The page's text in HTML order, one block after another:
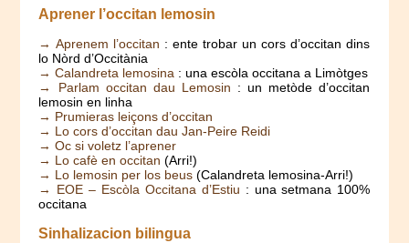
Aprener l’occitan lemosin
→ Aprenem l’occitan : ente trobar un cors d’occitan dins
lo Nòrd d’Occitània
→ Calandreta lemosina : una escòla occitana a Limòtges
→ Parlam occitan dau Lemosin : un metòde d’occitan
lemosin en linha
→ Prumieras leiçons d’occitan
→ Lo cors d’occitan dau Jan-Peire Reidi
→ Oc si voletz l’aprener
→ Lo cafè en occitan (Arri!)
→ Lo lemosin per los beus (Calandreta lemosina-Arri!)
→ EOE – Escòla Occitana d’Estiu : una setmana 100%
occitana
Sinhalizacion bilingua